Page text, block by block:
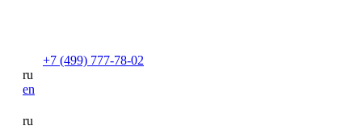
+7 (499) 777-78-02
ru
en
ru